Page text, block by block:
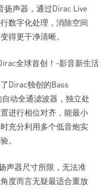
扬声器，通过Dirac Live
数字化处理，消除空间
得更干净清晰。
Dirac独创的Bass
动全通滤波器，独立处
进行相位对齐，能最小
充分利用多个低音炮实
。
声器尺寸所限，无法准
度而言无疑最适合重放